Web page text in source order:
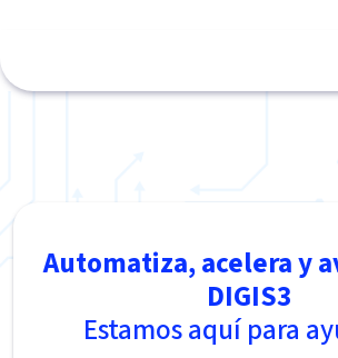
Automatiza, acelera y
DIGIS3
Estamos aquí para